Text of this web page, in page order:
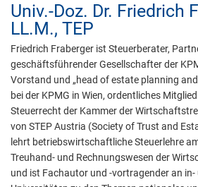
Univ.-Doz. Dr. Friedrich
LL.M., TEP
Friedrich Fraberger ist Steuerberater,
geschäftsführender Gesellschafter der
Vorstand und „head of estate planning
bei der KPMG in Wien, ordentliches
Steuerrecht der Kammer der
von STEP Austria (Society of Trust and
lehrt betriebswirtschaftliche Steuerlehre
Treuhand- und Rechnungswesen der
und ist Fachautor und -vortragender an